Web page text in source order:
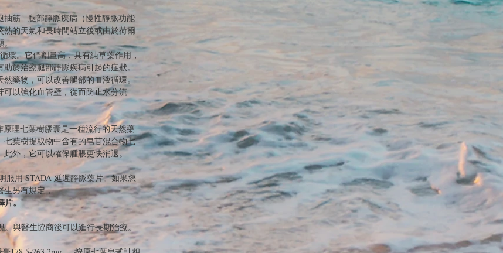
筋 - 腿部靜脈疾病（慢性靜脈功能
的天氣和長時間站立後或由於荷爾
。
環。它們劑量高，具有純草藥作用，
於治療腿部靜脈疾病引起的症狀。
藥物，可以改善腿部的血液循環。
以強化血管壁，從而防止水分流
理七葉樹膠囊是一種流行的天然藥
葉樹提取物中含有的皂苷混合物七
外，它可以確保腫脹更快消退。
服用 STADA 延遲靜脈藥片。如果您
生另有規定，
片。
與醫生協商後可以進行長期治療。